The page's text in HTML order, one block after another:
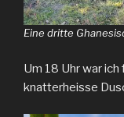
Eine dritte
Um 18 Uhr war
knatterheisse